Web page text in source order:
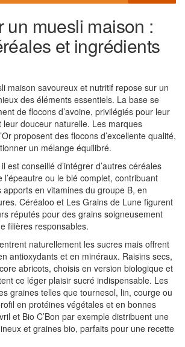
un muesli maison :
et ingrédients
maison savoureux et nutritif repose sur un
des éléments essentiels. La base se
de flocons d’avoine, privilégiés pour leur
leur douceur naturelle. Les marques
proposent des flocons d’excellente qualité,
un mélange équilibré.
est conseillé d’intégrer d’autres céréales
l’épeautre ou le blé complet, contribuant
en vitamines du groupe B, en
Céréaloo et Les Grains de Lune figurent
réputés pour des grains soigneusement
filières responsables.
naturellement les sucres mais offrent
antioxydants et en minéraux. Raisins secs,
abricots, choisis en version biologique et
ce léger plaisir sucré indispensable. Les
graines telles que tournesol, lin, courge ou
en protéines végétales et en bonnes
et Bio C’Bon par exemple distribuent une
et graines bio, parfaits pour une recette